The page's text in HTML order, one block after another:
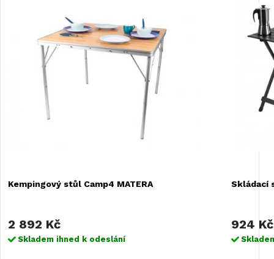
Kempingový stůl Camp4 MATERA
2 892 Kč
Skladem ihned k odeslání
Skládací
924 Kč